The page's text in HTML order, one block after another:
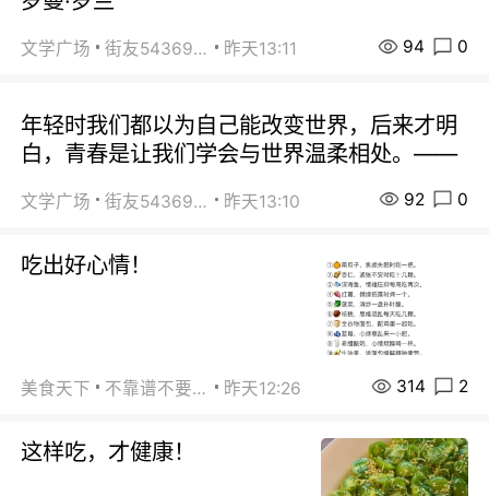
文学广场 街友54369822 昨天13:11 94 0
年轻时我们都以为自己能改变世界，后来才明
白，青春是让我们学会与世界温柔相处。——
文学广场 街友54369822 昨天13:10 92 0
吃出好心情！
美食天下 不靠谱不要联系 昨天12:26 314 2
这样吃，才健康！